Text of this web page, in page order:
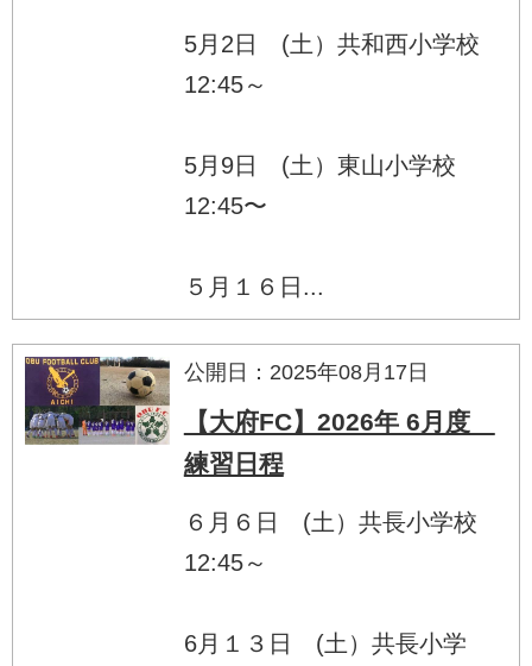
5月2日 (土）共和西小学校
12:45～
5月9日 (土）東山小学校
12:45〜
５月１６日...
公開日：2025年08月17日
【大府FC】2026年 6月度
練習日程
６月６日 (土）共長小学校
12:45～
6月１３日 (土）共長小学